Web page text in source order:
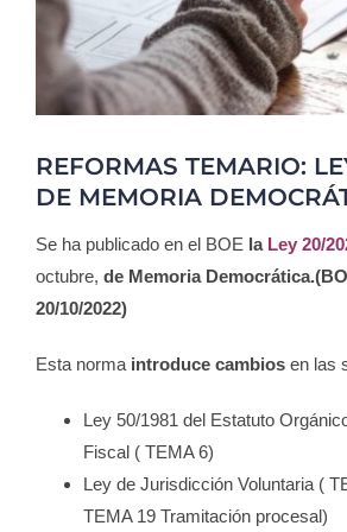
Contacto
Campus Virtual
REFORMAS TEMARIO:
DE MEMORIA
Se ha publicado en el BOE la Ley 20/
octubre, de Memoria
20/10/2022)
Esta norma introduce cambiosen las
Ley 50/1981 del Estatuto
Fiscal ( TEMA 6)
Ley de Jurisdicción Voluntaria (
TEMA 19 Tramitación procesal)